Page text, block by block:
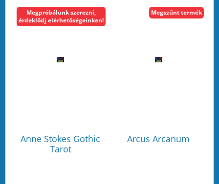
Anne Stokes Gothic
Tarot
Megpróbálunk szerezni,
érdeklődj elérhetőségeinken!
Arcus Arcanum
Megszűnt termék